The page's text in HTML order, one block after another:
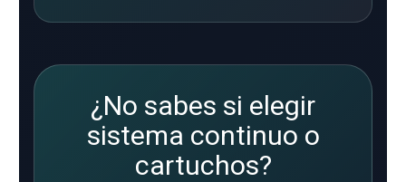
¿No sabes si elegir
sistema continuo o
cartuchos?